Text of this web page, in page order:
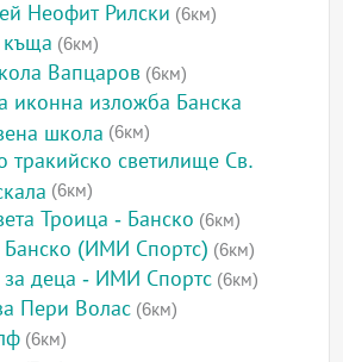
Неофит Рилски (6км)
къща (6км)
Вапцаров (6км)
иконна изложба Банска
школа (6км)
тракийско светилище Св.
(6км)
Троица - Банско (6км)
Банско (ИМИ Спортс) (6км)
за деца - ИМИ Спортс (6км)
Пери Волас (6км)
(6км)